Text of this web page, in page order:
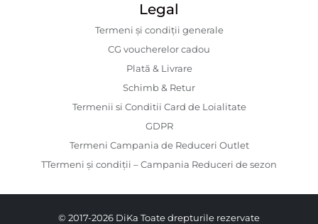
Legal
Termeni și condiții generale
CG voucherelor cadou
Plată & Livrare
Schimb & Retur
Termenii si Conditii Card de Loialitate
GDPR
Termeni Campania de Reduceri Outlet
TTermeni și condiții – Campania Reduceri de sezon
© 2017-2026 DiKa Toate drepturile rezervate